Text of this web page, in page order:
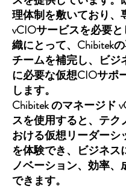
理体制を敷いており、
vCIOサービスを必要
織にとって、Chibitek
チームを補完し、ビジ
に必要な仮想CIOサポ
します。
Chibitek のマネージド
スを使用すると、テク
おける仮想リーダーシ
を体験でき、ビジネス
ノベーション、効率、
できます。